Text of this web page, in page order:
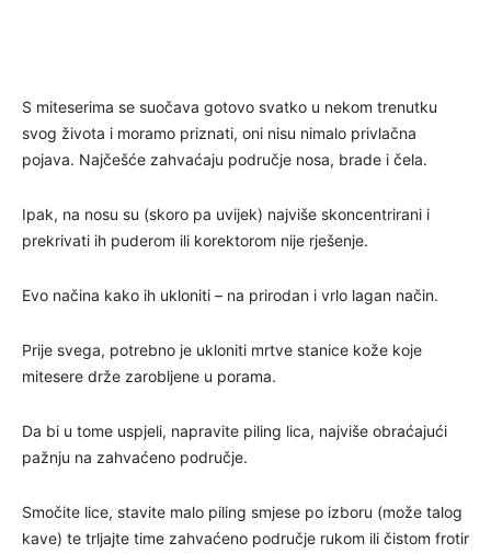
S miteserima se suočava gotovo svatko u nekom trenutku
svog života i moramo priznati, oni nisu nimalo privlačna
pojava. Najčešće zahvaćaju područje nosa, brade i čela.
Ipak, na nosu su (skoro pa uvijek) najviše skoncentrirani i
prekrivati ih puderom ili korektorom nije rješenje.
Evo načina kako ih ukloniti – na prirodan i vrlo lagan način.
Prije svega, potrebno je ukloniti mrtve stanice kože koje
mitesere drže zarobljene u porama.
Da bi u tome uspjeli, napravite piling lica, najviše obraćajući
pažnju na zahvaćeno područje.
Smočite lice, stavite malo piling smjese po izboru (može talog
kave) te trljajte time zahvaćeno područje rukom ili čistom frotir